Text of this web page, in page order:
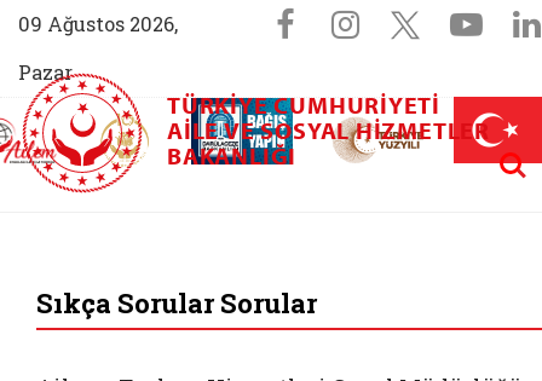
09 Ağustos 2026,
Pazar
Sosyal
Facebook
Instagram
X
Aile (yeni sekmede açılır)
AİLEM İletişim Merkezi (yeni sekmede açılır)
Aile ve Nüfus On Yılı (yeni sekmede açılır)
Darülaceze bağış sayfası (yeni
TÜRKIYE CUMHURIYETI
AILE VE SOSYAL HIZMETLER
BAKANLIĞI
Sıkça Sorular Sorular